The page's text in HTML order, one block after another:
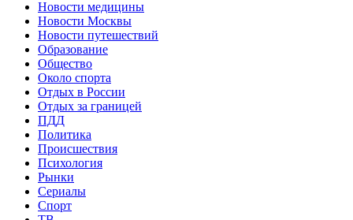
Новости медицины
Новости Москвы
Новости путешествий
Образование
Общество
Около спорта
Отдых в России
Отдых за границей
ПДД
Политика
Происшествия
Психология
Рынки
Сериалы
Спорт